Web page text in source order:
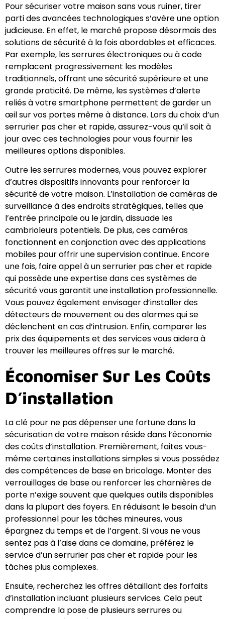
Pour sécuriser votre maison sans vous ruiner, tirer
parti des avancées technologiques s’avère une option
judicieuse. En effet, le marché propose désormais des
solutions de sécurité à la fois abordables et efficaces.
Par exemple, les serrures électroniques ou à code
remplacent progressivement les modèles
traditionnels, offrant une sécurité supérieure et une
grande praticité. De même, les systèmes d’alerte
reliés à votre smartphone permettent de garder un
œil sur vos portes même à distance. Lors du choix d’un
serrurier pas cher et rapide, assurez-vous qu’il soit à
jour avec ces technologies pour vous fournir les
meilleures options disponibles.
Outre les serrures modernes, vous pouvez explorer
d’autres dispositifs innovants pour renforcer la
sécurité de votre maison. L’installation de caméras de
surveillance à des endroits stratégiques, telles que
l’entrée principale ou le jardin, dissuade les
cambrioleurs potentiels. De plus, ces caméras
fonctionnent en conjonction avec des applications
mobiles pour offrir une supervision continue. Encore
une fois, faire appel à un serrurier pas cher et rapide
qui possède une expertise dans ces systèmes de
sécurité vous garantit une installation professionnelle.
Vous pouvez également envisager d’installer des
détecteurs de mouvement ou des alarmes qui se
déclenchent en cas d’intrusion. Enfin, comparer les
prix des équipements et des services vous aidera à
trouver les meilleures offres sur le marché.
Économiser Sur Les Coûts
D’installation
La clé pour ne pas dépenser une fortune dans la
sécurisation de votre maison réside dans l’économie
des coûts d’installation. Premièrement, faites vous-
même certaines installations simples si vous possédez
des compétences de base en bricolage. Monter des
verrouillages de base ou renforcer les charnières de
porte n’exige souvent que quelques outils disponibles
dans la plupart des foyers. En réduisant le besoin d’un
professionnel pour les tâches mineures, vous
épargnez du temps et de l’argent. Si vous ne vous
sentez pas à l’aise dans ce domaine, préférez le
service d’un serrurier pas cher et rapide pour les
tâches plus complexes.
Ensuite, recherchez les offres détaillant des forfaits
d’installation incluant plusieurs services. Cela peut
comprendre la pose de plusieurs serrures ou